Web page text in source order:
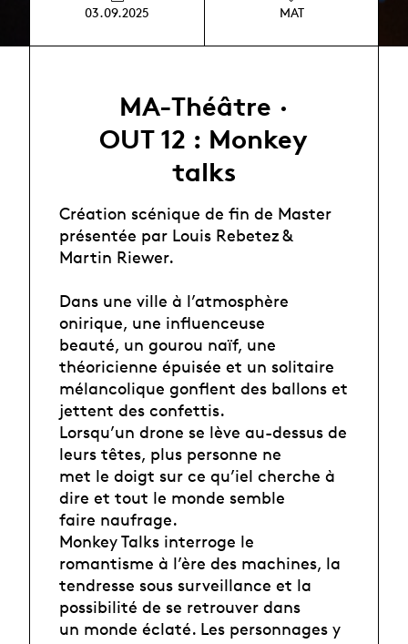
03.09.2025 MAT
MA-Théâtre ·
OUT 12 : Monkey
talks
Création scénique de fin de Master
présentée par Louis Rebetez &
Martin Riewer.
Dans une ville à l’atmosphère
onirique, une influenceuse
beauté, un gourou naïf, une
théoricienne épuisée et un solitaire
mélancolique gonflent des ballons et
jettent des confettis.
Lorsqu’un drone se lève au-dessus de
leurs têtes, plus personne ne
met le doigt sur ce qu’iel cherche à
dire et tout le monde semble
faire naufrage.
Monkey Talks interroge le
romantisme à l’ère des machines, la
tendresse sous surveillance et la
possibilité de se retrouver dans
un monde éclaté. Les personnages y